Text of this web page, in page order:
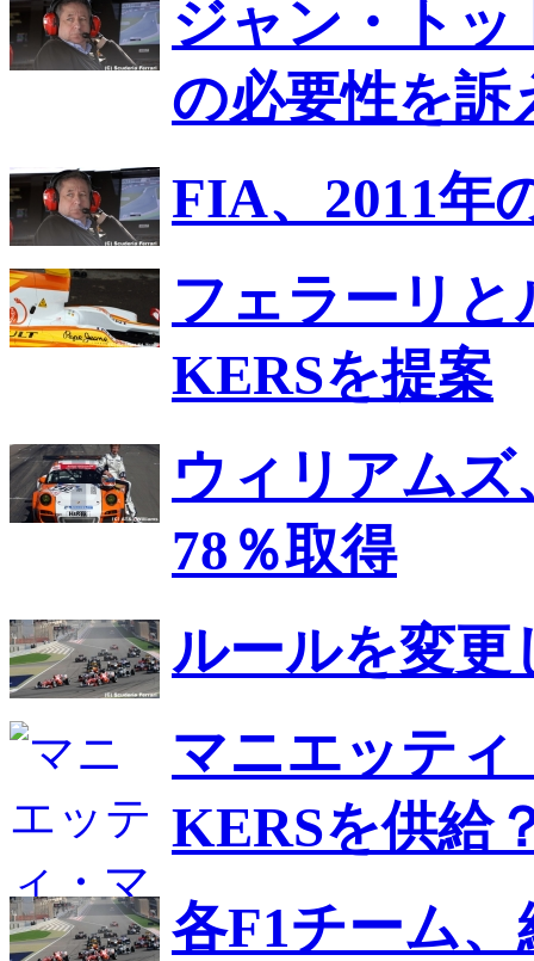
ジャン・ト
の必要性を訴
FIA、2011年
フェラーリと
KERSを提案
ウィリアム
78％取得
ルールを変更
マニエッテ
KERSを供給
各F1チーム